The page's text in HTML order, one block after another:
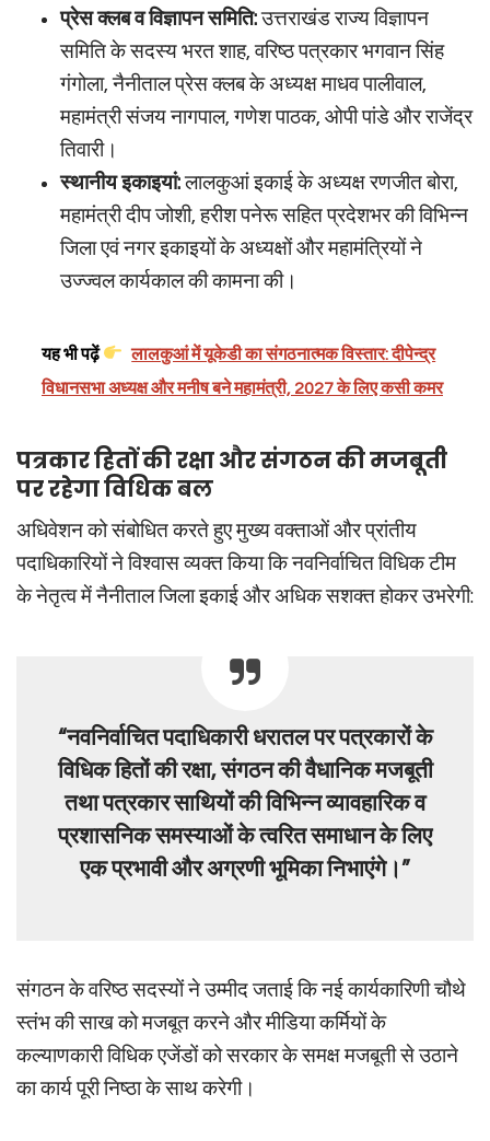
प्रेस क्लब व विज्ञापन समिति:उत्तराखंड राज्य विज्ञापन
समिति के सदस्य भरत शाह, वरिष्ठ पत्रकार भगवान सिंह
गंगोला, नैनीताल प्रेस क्लब के अध्यक्ष माधव पालीवाल,
महामंत्री संजय नागपाल, गणेश पाठक, ओपी पांडे और राजेंद्र
तिवारी।
स्थानीय इकाइयां:लालकुआं इकाई के अध्यक्ष रणजीत बोरा,
महामंत्री दीप जोशी, हरीश पनेरू सहित प्रदेशभर की विभिन्न
जिला एवं नगर इकाइयों के अध्यक्षों और महामंत्रियों ने
उज्ज्वल कार्यकाल की कामना की।
यह भी पढ़ें
लालकुआं में यूकेडी का संगठनात्मक विस्तार: दीपेन्द्र
विधानसभा अध्यक्ष और मनीष बने महामंत्री, 2027 के लिए कसी कमर
पत्रकार हितों की रक्षा और संगठन की मजबूती
पर रहेगा विधिक बल
अधिवेशन को संबोधित करते हुए मुख्य वक्ताओं और प्रांतीय
पदाधिकारियों ने विश्वास व्यक्त किया कि नवनिर्वाचित विधिक टीम
के नेतृत्व में नैनीताल जिला इकाई और अधिक सशक्त होकर उभरेगी:
“नवनिर्वाचित पदाधिकारी धरातल पर पत्रकारों के
विधिक हितों की रक्षा, संगठन की वैधानिक मजबूती
तथा पत्रकार साथियों की विभिन्न व्यावहारिक व
प्रशासनिक समस्याओं के त्वरित समाधान के लिए
एक प्रभावी और अग्रणी भूमिका निभाएंगे।”
संगठन के वरिष्ठ सदस्यों ने उम्मीद जताई कि नई कार्यकारिणी चौथे
स्तंभ की साख को मजबूत करने और मीडिया कर्मियों के
कल्याणकारी विधिक एजेंडों को सरकार के समक्ष मजबूती से उठाने
का कार्य पूरी निष्ठा के साथ करेगी।